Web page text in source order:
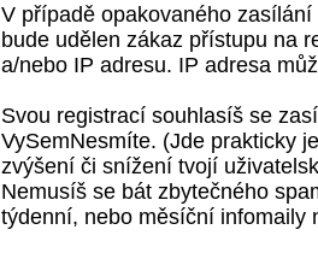
V případě opakovaného
bude udělen zákaz přístupu na
a/nebo IP adresu. IP adresa
Svou registrací souhlasíš se
VySemNesmíte. (Jde prakticky
zvýšení či snížení tvojí
Nemusíš se bát zbytečného
týdenní, nebo měsíční infomaily